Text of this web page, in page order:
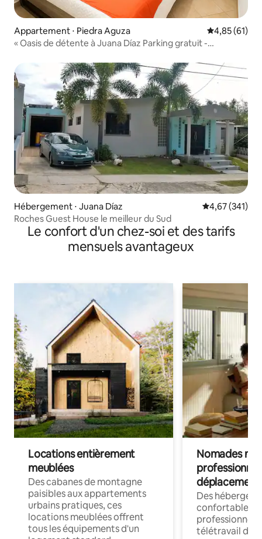
Appartement ⋅ Piedra Aguza Évaluation
4,85 (61)
« Oasis de détente à Juana Díaz Parking gratuit -
Hébergement ⋅ Juana Díaz Évaluation
4,67 (341)
Roches Guest House le meilleur du Sud
Le confort d'un chez-soi et des tarifs
mensuels avantageux
Locations entièrement
meublées
Des cabanes de montagne
paisibles aux appartements
urbains pratiques, ces
locations meublées offrent
tous les équipements d'un
Nomades
déplacement
Des
confortables
professionnels
télétravail